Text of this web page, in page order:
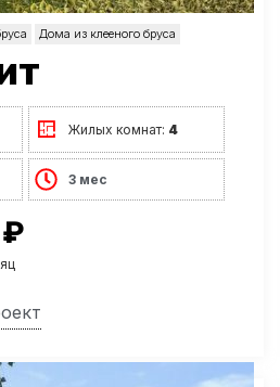
Дома из клееного бруса
Жилых комнат: 4
3 мес